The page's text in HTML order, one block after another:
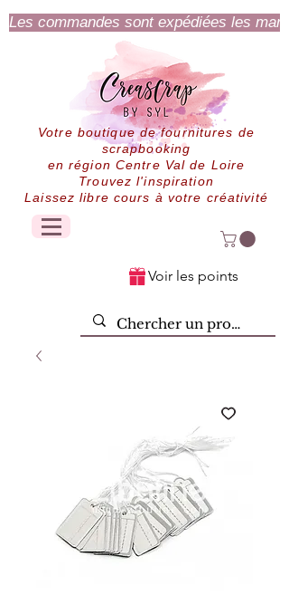
Les commandes sont expédiées les
Votre boutique de fournitures de
scrapbooking
en région Centre Val de Loire
Trouvez l'inspiration
Laissez libre cours à votre créativité
Voir les points